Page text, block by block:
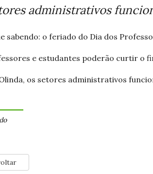
administrativos
sabendo: o feriado do Dia dos
e estudantes poderão curtir o
os setores administrativos